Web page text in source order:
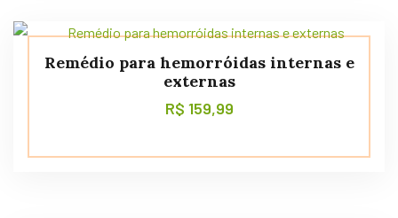
Remédio para hemorróidas internas e
externas
R$ 159,99